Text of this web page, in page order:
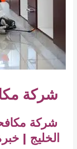
شركة
شركة
الخليج |